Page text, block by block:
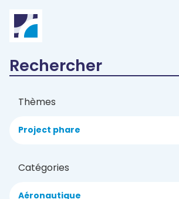
Thèmes
Project phare
Catégories
Aéronautique